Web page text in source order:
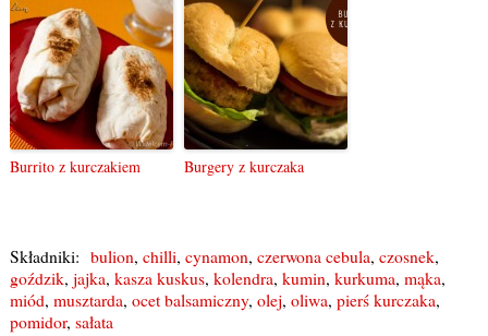
Burrito z kurczakiem Burgery z kurczaka
Składniki: bulion, chilli, cynamon, czerwona cebula, czosnek,
goździk, jajka, kasza kuskus, kolendra, kumin, kurkuma, mąka,
miód, musztarda, ocet balsamiczny, olej, oliwa, pierś kurczaka,
pomidor, sałata